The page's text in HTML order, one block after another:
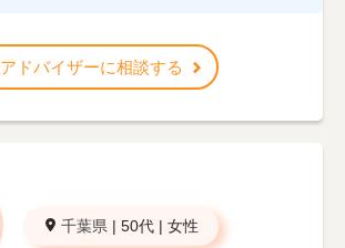
アドバイザーに相談する
千葉県 | 50代 | 女性